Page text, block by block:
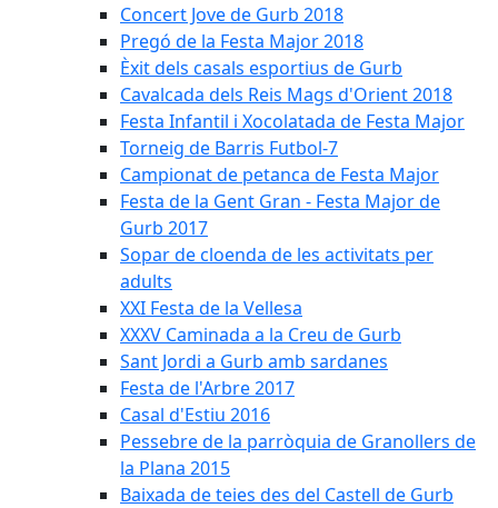
Concert Jove de Gurb 2018
Pregó de la Festa Major 2018
Èxit dels casals esportius de Gurb
Cavalcada dels Reis Mags d'Orient 2018
Festa Infantil i Xocolatada de Festa Major
Torneig de Barris Futbol-7
Campionat de petanca de Festa Major
Festa de la Gent Gran - Festa Major de
Gurb 2017
Sopar de cloenda de les activitats per
adults
XXI Festa de la Vellesa
XXXV Caminada a la Creu de Gurb
Sant Jordi a Gurb amb sardanes
Festa de l'Arbre 2017
Casal d'Estiu 2016
Pessebre de la parròquia de Granollers de
la Plana 2015
Baixada de teies des del Castell de Gurb